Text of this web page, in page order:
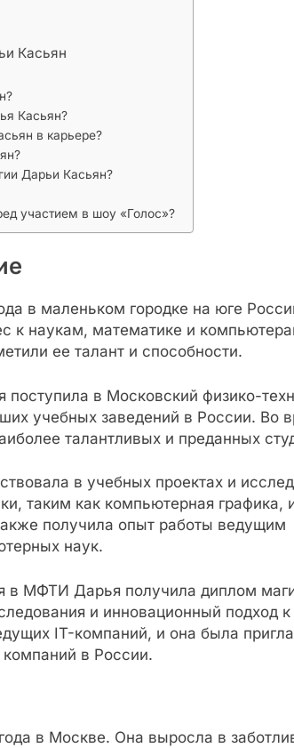
Касьян
Касьян?
в карьере?
Дарьи Касьян?
участием в шоу «Голос»?
в маленьком городке на юге
к наукам, математике и
ее талант и способности.
в Московский физико-
учебных заведений в России. Во
талантливых и преданных
в учебных проектах и
таким как компьютерная графика,
получила опыт работы ведущим
наук.
в МФТИ Дарья получила диплом
и инновационный подход
IT-компаний, и она была
компаний в России.
в Москве. Она выросла в